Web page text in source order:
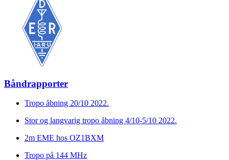
Båndrapporter
Tropo åbning 20/10 2022.
Stor og langvarig tropo åbning 4/10-5/10 2022.
2m EME hos OZ1BXM
Tropo på 144 MHz